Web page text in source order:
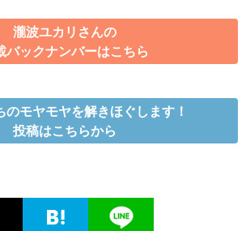
瀧波ユカリさんの
バックナンバーはこちら
のモヤモヤを解きほぐします！
投稿はこちらから